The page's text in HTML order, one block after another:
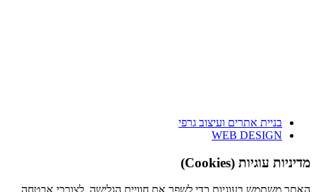
בניית אתרים ועיצוב גרפי
WEB DESIGN
מדיניות עוגיות (Cookies)